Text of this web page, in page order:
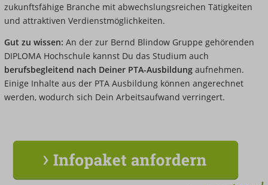
zukunftsfähige Branche mit abwechslungsreichen Tätigkeiten
und attraktiven Verdienstmöglichkeiten.
Gut zu wissen: An der zur Bernd Blindow Gruppe gehörenden
DIPLOMA Hochschule kannst Du das Studium auch
berufsbegleitend nach Deiner PTA-Ausbildung aufnehmen.
Einige Inhalte aus der PTA Ausbildung können angerechnet
werden, wodurch sich Dein Arbeitsaufwand verringert.